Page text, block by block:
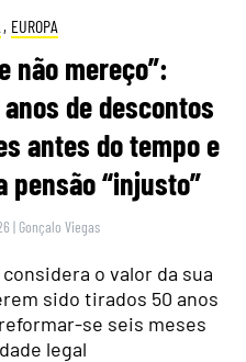
, EUROPA
não mereço”:
de descontos
antes do tempo e
pensão “injusto”
| Gonçalo Viegas
o valor da sua
sido tirados 50 anos
se seis meses
legal